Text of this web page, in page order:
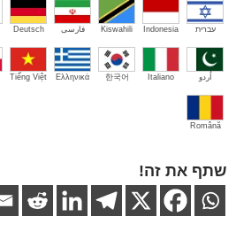
עברית Indonesia
Kiswahili فارسی Deutsch
اُردو Italiano
한국어
Ελληνικά
Tiếng Việt
Română
שתף את זה!